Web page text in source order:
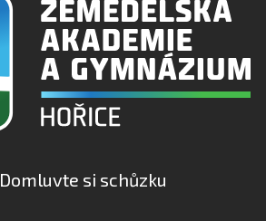
Domluvte si schůzku